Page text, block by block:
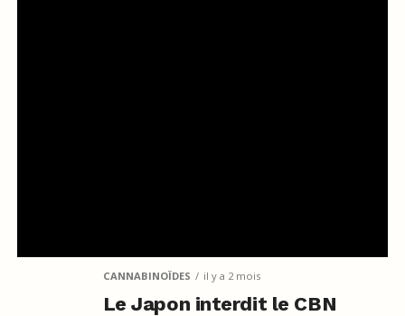
CANNABINOÏDES il y a 2 mois
Le Japon interdit le CBN